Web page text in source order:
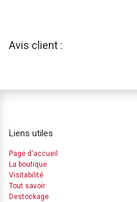
Avis client :
Liens utiles
Page d'accueil
La boutique
Visitabilité
Tout savoir
Destockage